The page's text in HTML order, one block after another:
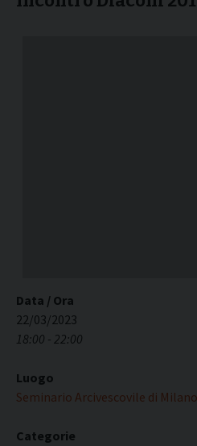
Data / Ora
22/03/2023
18:00 - 22:00
Luogo
Seminario Arcivescovile di Milano
Categorie